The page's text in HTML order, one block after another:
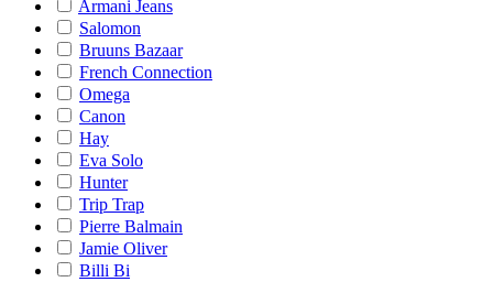
Armani Jeans
Salomon
Bruuns Bazaar
French Connection
Omega
Canon
Hay
Eva Solo
Hunter
Trip Trap
Pierre Balmain
Jamie Oliver
Billi Bi